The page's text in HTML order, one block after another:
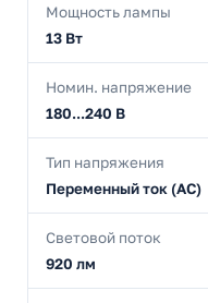
Мощность лампы
13 Вт
Номин. напряжение
180...240 В
Тип напряжения
Переменный ток (AC)
Световой поток
920 лм